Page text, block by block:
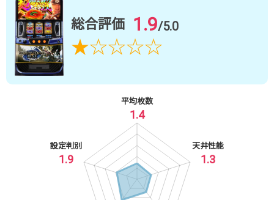
総合評価 1.9/5.0
★☆☆☆☆
1.4
平均枚数
1.3
天井性能
1.9
設定判別